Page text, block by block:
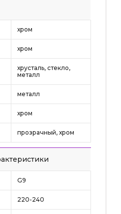
хром
хром
хрусталь, стекло,
металл
металл
хром
прозрачный, хром
G9
220-240